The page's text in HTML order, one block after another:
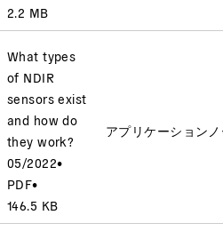
2.2 MB
What types
of NDIR
sensors exist
and how do
they work?
05/2022•
PDF•
146.5 KB
アプリケーションノ